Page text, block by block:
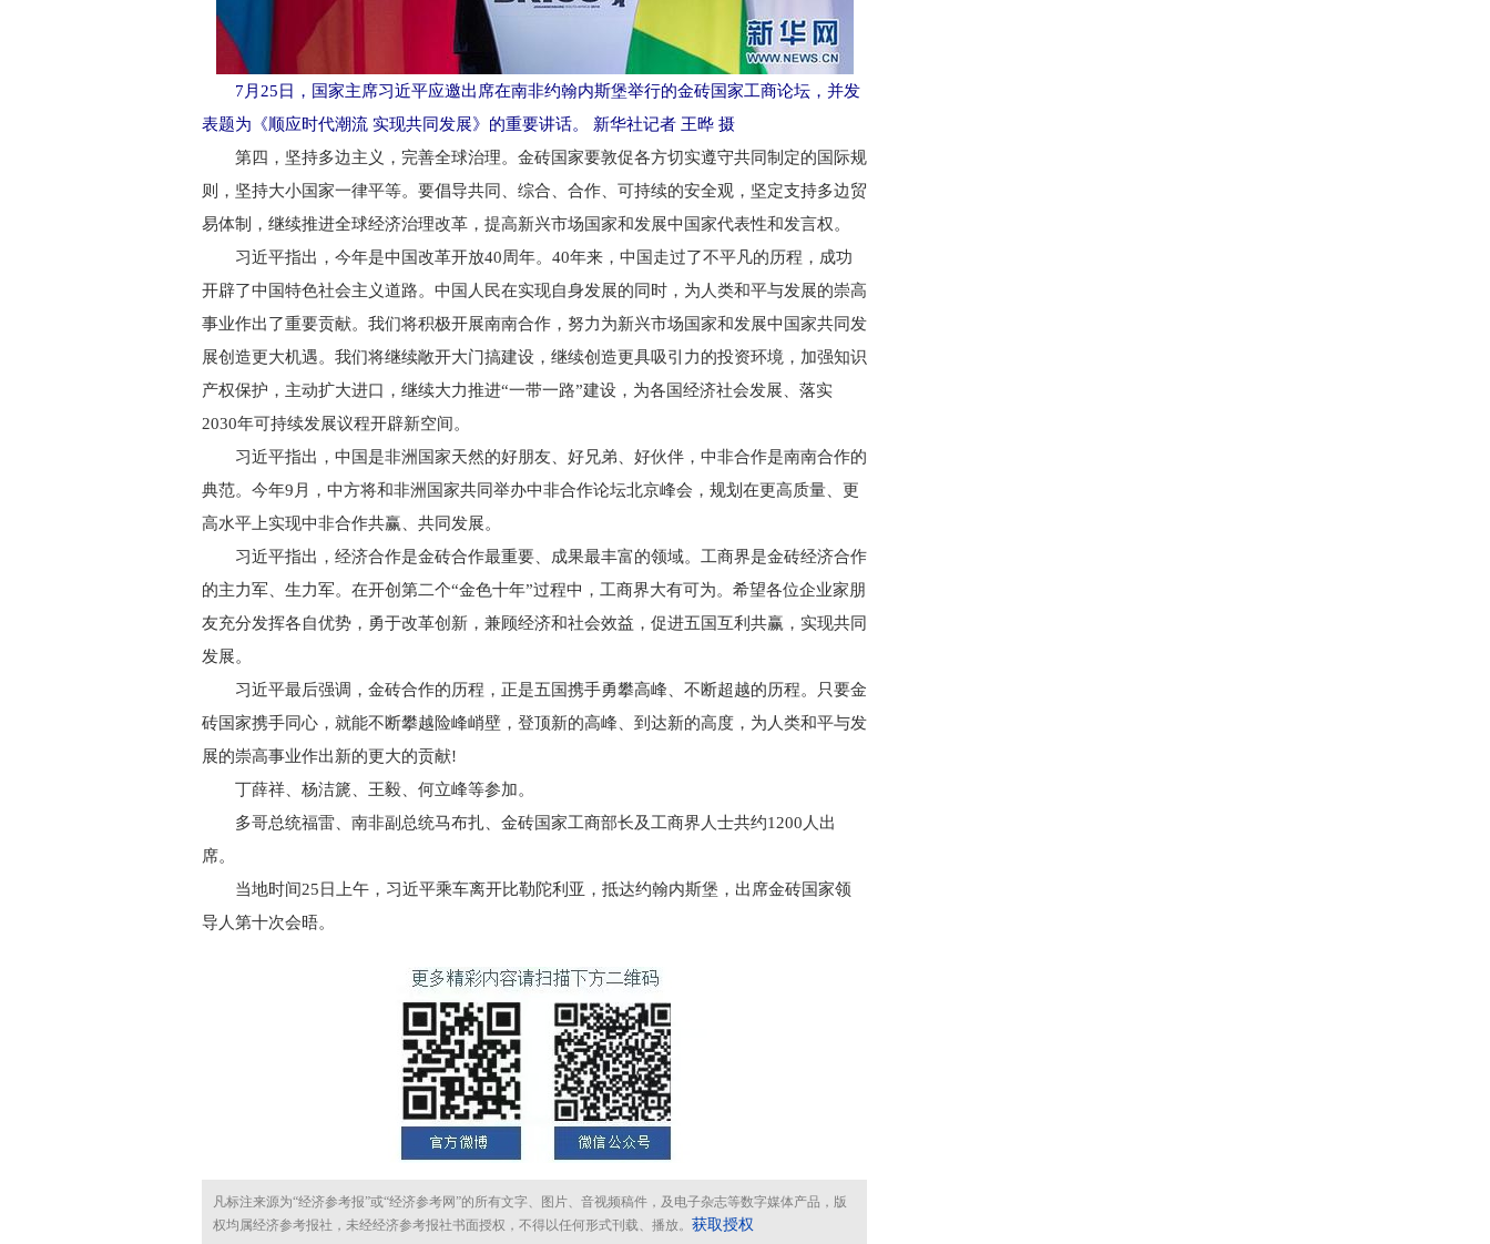
7月25日，国家主席习近平应邀出席在南非约翰内斯堡举行的金砖国家工商论坛，并发
表题为《顺应时代潮流 实现共同发展》的重要讲话。 新华社记者 王晔 摄
第四，坚持多边主义，完善全球治理。金砖国家要敦促各方切实遵守共同制定的国际规
则，坚持大小国家一律平等。要倡导共同、综合、合作、可持续的安全观，坚定支持多边贸
易体制，继续推进全球经济治理改革，提高新兴市场国家和发展中国家代表性和发言权。
习近平指出，今年是中国改革开放40周年。40年来，中国走过了不平凡的历程，成功
开辟了中国特色社会主义道路。中国人民在实现自身发展的同时，为人类和平与发展的崇高
事业作出了重要贡献。我们将积极开展南南合作，努力为新兴市场国家和发展中国家共同发
展创造更大机遇。我们将继续敞开大门搞建设，继续创造更具吸引力的投资环境，加强知识
产权保护，主动扩大进口，继续大力推进“一带一路”建设，为各国经济社会发展、落实
2030年可持续发展议程开辟新空间。
习近平指出，中国是非洲国家天然的好朋友、好兄弟、好伙伴，中非合作是南南合作的
典范。今年9月，中方将和非洲国家共同举办中非合作论坛北京峰会，规划在更高质量、更
高水平上实现中非合作共赢、共同发展。
习近平指出，经济合作是金砖合作最重要、成果最丰富的领域。工商界是金砖经济合作
的主力军、生力军。在开创第二个“金色十年”过程中，工商界大有可为。希望各位企业家朋
友充分发挥各自优势，勇于改革创新，兼顾经济和社会效益，促进五国互利共赢，实现共同
发展。
习近平最后强调，金砖合作的历程，正是五国携手勇攀高峰、不断超越的历程。只要金
砖国家携手同心，就能不断攀越险峰峭壁，登顶新的高峰、到达新的高度，为人类和平与发
展的崇高事业作出新的更大的贡献!
丁薛祥、杨洁篪、王毅、何立峰等参加。
多哥总统福雷、南非副总统马布扎、金砖国家工商部长及工商界人士共约1200人出
席。
当地时间25日上午，习近平乘车离开比勒陀利亚，抵达约翰内斯堡，出席金砖国家领
导人第十次会晤。
凡标注来源为“经济参考报”或“经济参考网”的所有文字、图片、音视频稿件，及电子杂志等数字媒体产品，版
权均属经济参考报社，未经经济参考报社书面授权，不得以任何形式刊载、播放。 获取授权